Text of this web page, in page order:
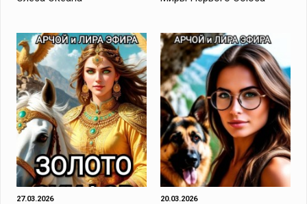
27.03.2026 20.03.2026